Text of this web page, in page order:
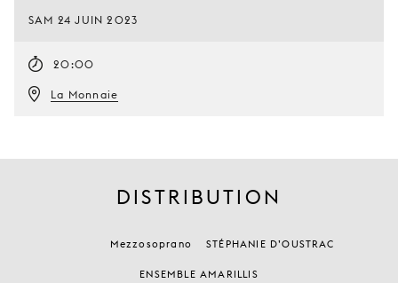
SAM 24 JUIN 2023
20:00
La Monnaie
DISTRIBUTION
Mezzosoprano STÉPHANIE D’OUSTRAC
ENSEMBLE AMARILLIS